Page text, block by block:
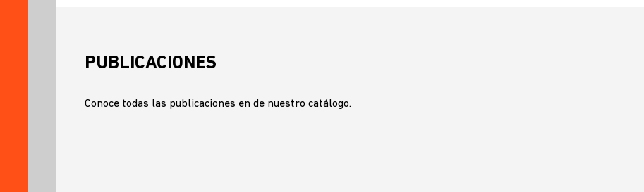
FRECUENTES
ENTREVISTAS
PUBLICACIONES
Conoce todas las publicaciones en de nuestro catálogo.